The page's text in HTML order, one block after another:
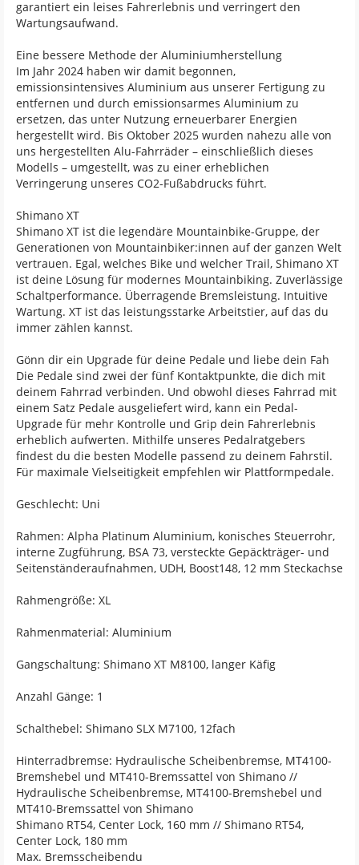
garantiert ein leises Fahrerlebnis und verringert den
Wartungsaufwand.
Eine bessere Methode der Aluminiumherstellung
Im Jahr 2024 haben wir damit begonnen,
emissionsintensives Aluminium aus unserer Fertigung zu
entfernen und durch emissionsarmes Aluminium zu
ersetzen, das unter Nutzung erneuerbarer Energien
hergestellt wird. Bis Oktober 2025 wurden nahezu alle von
uns hergestellten Alu-Fahrräder – einschließlich dieses
Modells – umgestellt, was zu einer erheblichen
Verringerung unseres CO2-Fußabdrucks führt.
Shimano XT
Shimano XT ist die legendäre Mountainbike-Gruppe, der
Generationen von Mountainbiker:innen auf der ganzen Welt
vertrauen. Egal, welches Bike und welcher Trail, Shimano XT
ist deine Lösung für modernes Mountainbiking. Zuverlässige
Schaltperformance. Überragende Bremsleistung. Intuitive
Wartung. XT ist das leistungsstarke Arbeitstier, auf das du
immer zählen kannst.
Gönn dir ein Upgrade für deine Pedale und liebe dein Fah
Die Pedale sind zwei der fünf Kontaktpunkte, die dich mit
deinem Fahrrad verbinden. Und obwohl dieses Fahrrad mit
einem Satz Pedale ausgeliefert wird, kann ein Pedal-
Upgrade für mehr Kontrolle und Grip dein Fahrerlebnis
erheblich aufwerten. Mithilfe unseres Pedalratgebers
findest du die besten Modelle passend zu deinem Fahrstil.
Für maximale Vielseitigkeit empfehlen wir Plattformpedale.
Geschlecht: Uni
Rahmen: Alpha Platinum Aluminium, konisches Steuerrohr,
interne Zugführung, BSA 73, versteckte Gepäckträger- und
Seitenständeraufnahmen, UDH, Boost148, 12 mm Steckachse
Rahmengröße: XL
Rahmenmaterial: Aluminium
Gangschaltung: Shimano XT M8100, langer Käfig
Anzahl Gänge: 1
Schalthebel: Shimano SLX M7100, 12fach
Hinterradbremse: Hydraulische Scheibenbremse, MT4100-
Bremshebel und MT410-Bremssattel von Shimano //
Hydraulische Scheibenbremse, MT4100-Bremshebel und
MT410-Bremssattel von Shimano
Shimano RT54, Center Lock, 160 mm // Shimano RT54,
Center Lock, 180 mm
Max. Bremsscheibendu